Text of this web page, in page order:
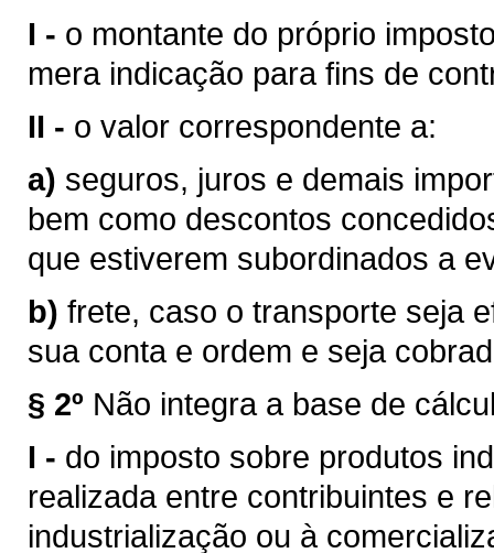
I - o montante do próprio
mera indicação para fins de
II - o valor correspondente a:
a) seguros, juros e demais
bem como descontos
que estiverem subordinados a
b) frete, caso o transporte seja
sua conta e ordem e seja
§ 2º Não integra a base de
I - do imposto sobre produtos
realizada entre contribuintes e
industrialização ou à